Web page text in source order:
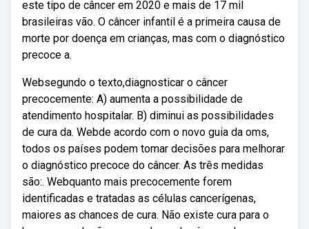
este tipo de câncer em 2020 e mais de 17 mil
brasileiras vão. O câncer infantil é a primeira causa de
morte por doença em crianças, mas com o diagnóstico
precoce a.
Websegundo o texto,diagnosticar o câncer
precocemente: A) aumenta a possibilidade de
atendimento hospitalar. B) diminui as possibilidades
de cura da. Webde acordo com o novo guia da oms,
todos os países podem tomar decisões para melhorar
o diagnóstico precoce do câncer. As três medidas
são:. Webquanto mais precocemente forem
identificadas e tratadas as células cancerígenas,
maiores as chances de cura. Não existe cura para o